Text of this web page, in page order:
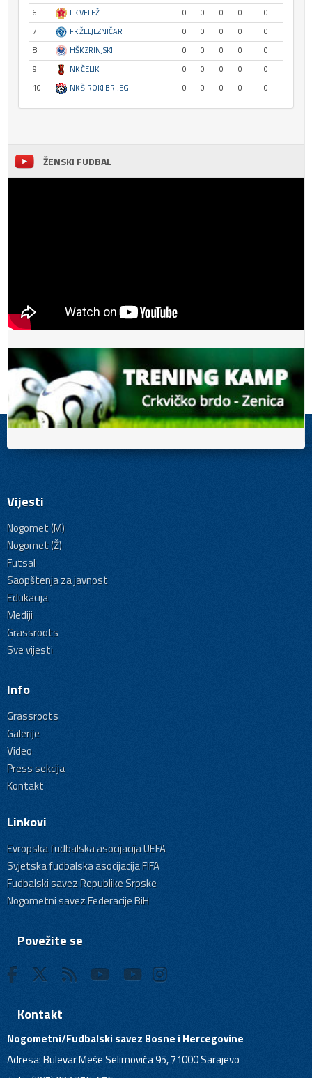
6
FK VELEŽ 0 0 0 0
0
7
FK ŽELJEZNIČAR 0 0 0 0
0
8
HŠK ZRINJSKI 0 0 0 0
0
9
NK ČELIK 0 0 0 0
0
10
NK ŠIROKI BRIJEG 0 0 0 0 0
ŽENSKI FUDBAL
Vijesti
Nogomet (M)
Nogomet (Ž)
Futsal
Saopštenja za javnost
Edukacija
Mediji
Grassroots
Sve vijesti
Info
Grassroots
Galerije
Video
Press sekcija
Kontakt
Linkovi
Evropska fudbalska asocijacija UEFA
Svjetska fudbalska asocijacija FIFA
Fudbalski savez Republike Srpske
Nogometni savez Federacije BiH
Povežite se
Kontakt
Nogometni/Fudbalski savez Bosne i Hercegovine
Adresa: Bulevar Meše Selimovića 95, 71000 Sarajevo